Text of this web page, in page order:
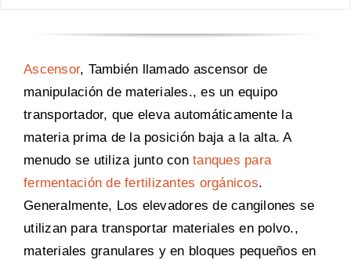
Ascensor, También llamado ascensor de
manipulación de materiales., es un equipo
transportador, que eleva automáticamente la
materia prima de la posición baja a la alta. A
menudo se utiliza junto contanques para
fermentación de fertilizantes orgánicos.
Generalmente, Los elevadores de cangilones se
utilizan para transportar materiales en polvo.,
materiales granulares y en bloques pequeños en